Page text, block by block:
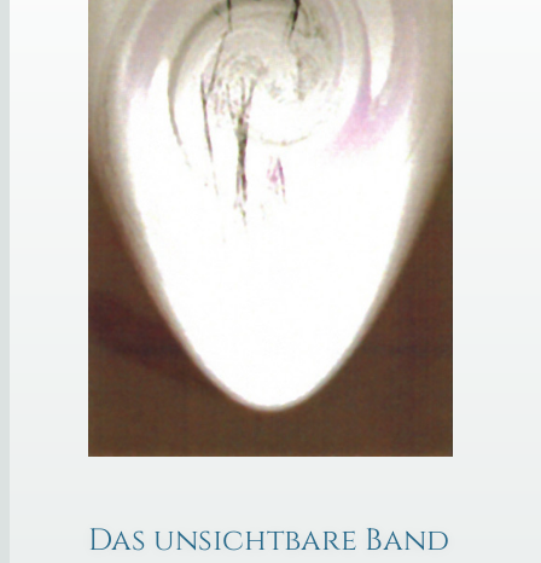
Das unsichtbare Band